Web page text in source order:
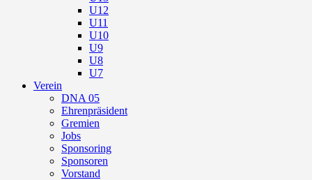
U12
U11
U10
U9
U8
U7
Verein
DNA 05
Ehrenpräsident
Gremien
Jobs
Sponsoring
Sponsoren
Vorstand